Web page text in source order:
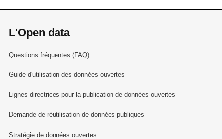
L'Open data
Questions fréquentes (FAQ)
Guide d'utilisation des données ouvertes
Lignes directrices pour la publication de données ouvertes
Demande de réutilisation de données publiques
Stratégie de données ouvertes